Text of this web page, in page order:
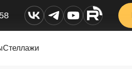
Стеллажи